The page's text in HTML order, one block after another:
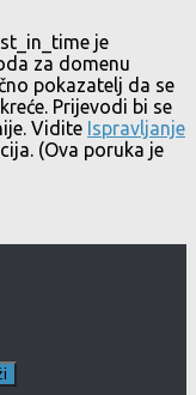
je
za domenu
pokazatelj da se
Prijevodi bi se
Vidite Ispravljanje
(Ova poruka je